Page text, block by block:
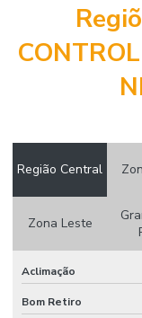
Certificação samtrac
Certificado nebosh
Coaching para
Consultoria esocial
Consultoria pcmat
Consultoria pcmso
Consultoria ppp
Região Central
Zona Leste
Aclimação
Bom Retiro